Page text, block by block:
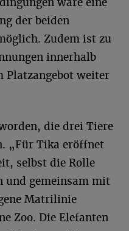
der beiden
Zudem ist zu
innerhalb
Platzangebot weiter
die drei Tiere
„Für Tika eröffnet
selbst die Rolle
und gemeinsam mit
Matrilinie
Zoo. Die Elefanten